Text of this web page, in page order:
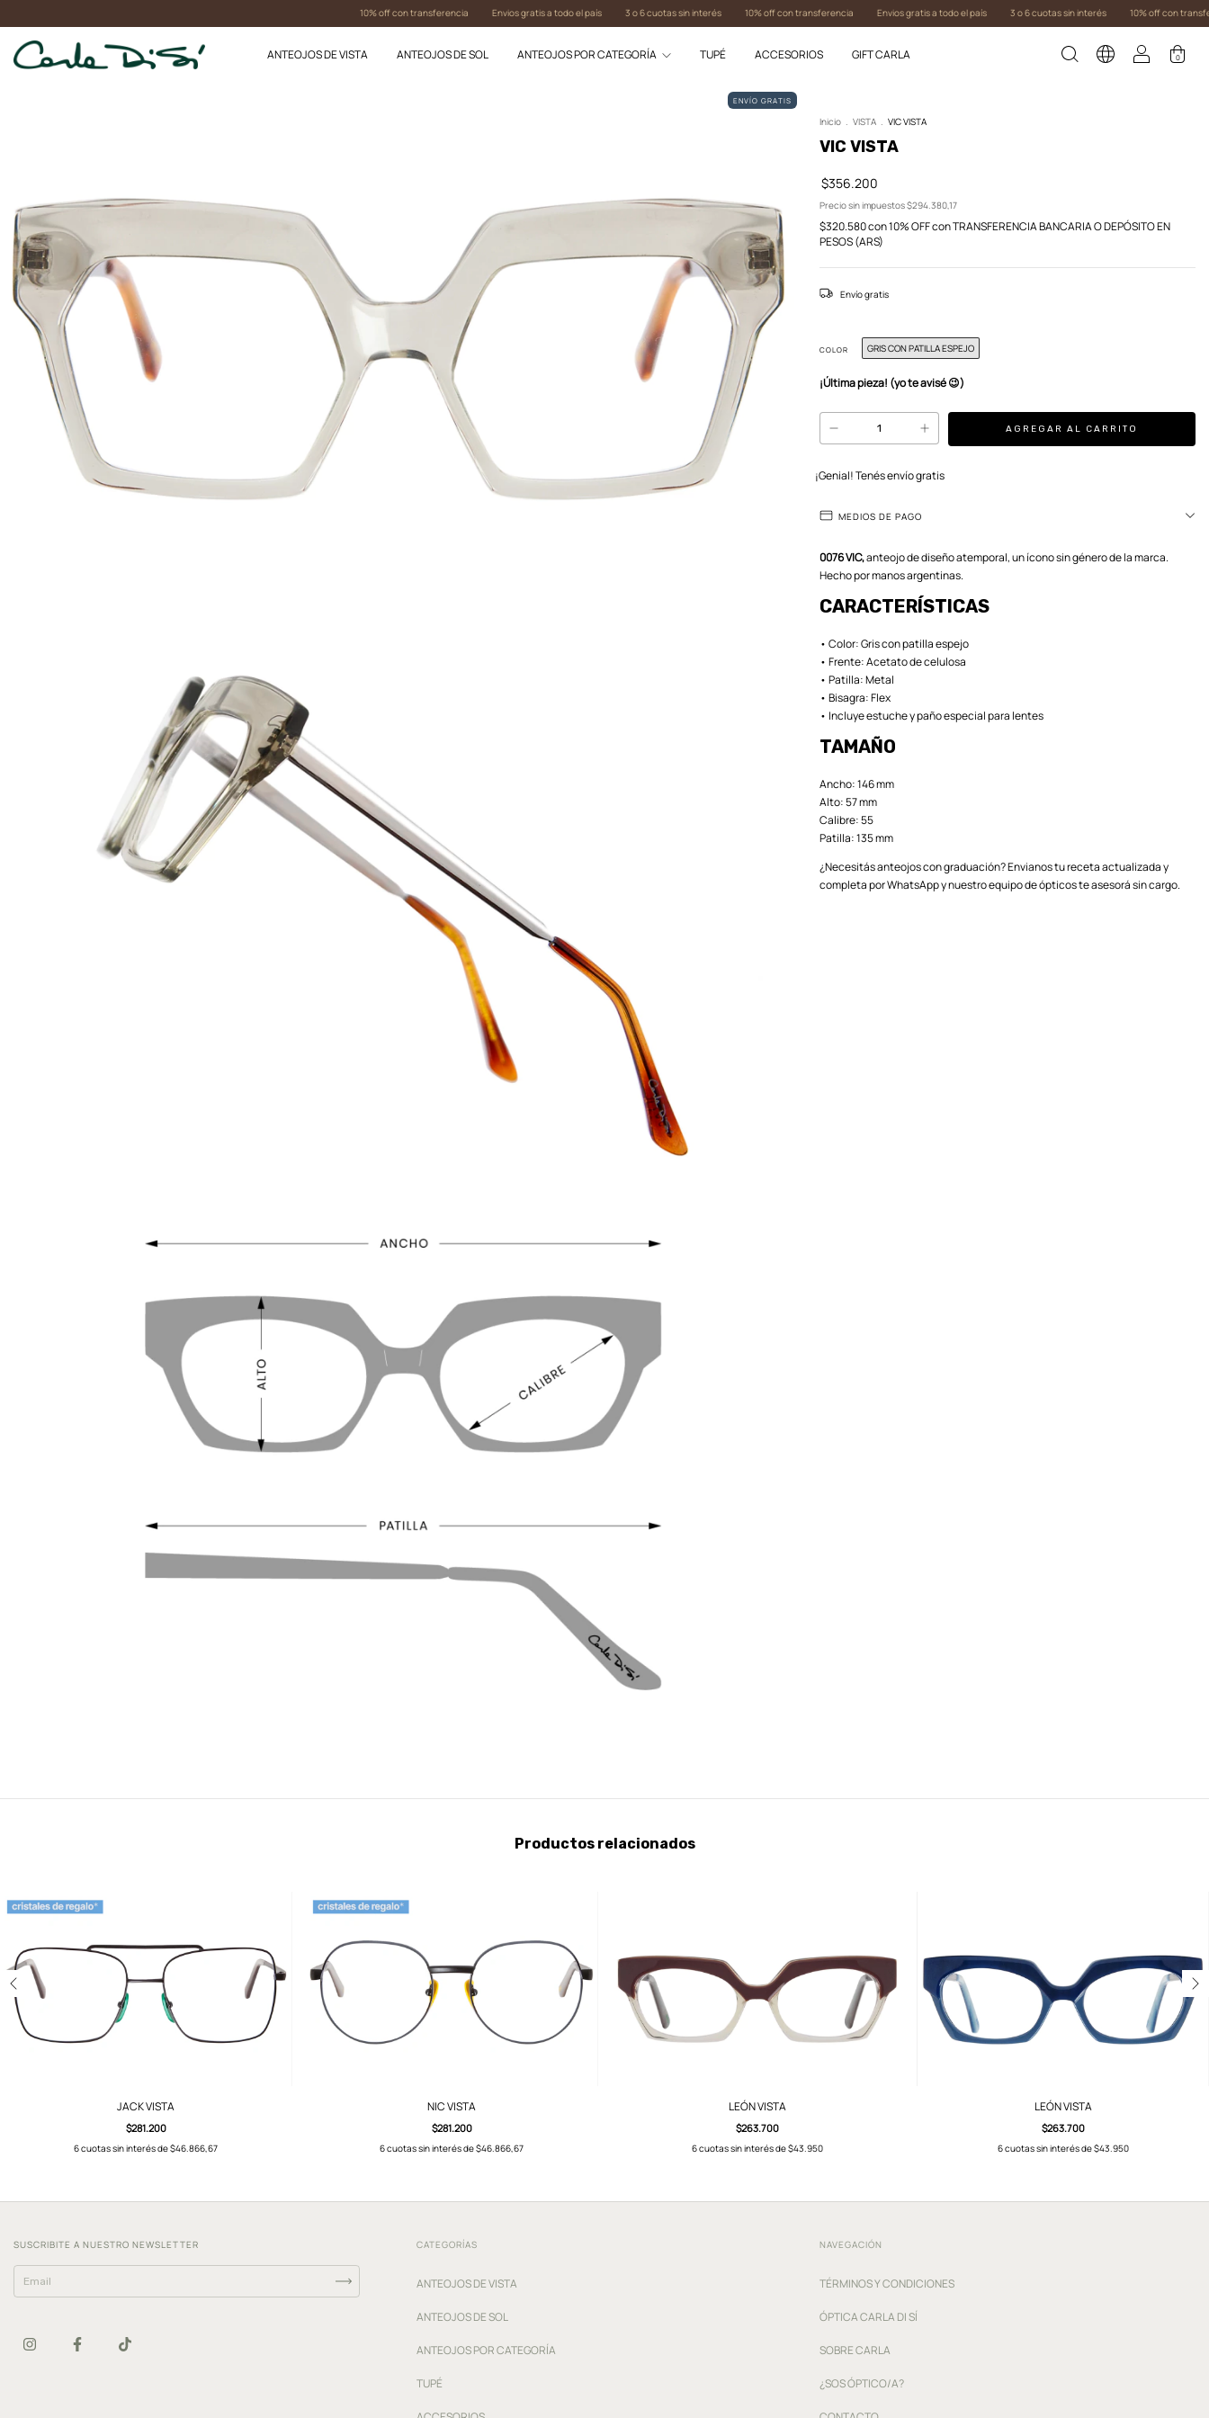
10% off con transferencia Envios gratis a todo el país 3 o 6 cuotas sin interés 10% off con transferencia Envios gratis a todo el país 3 o 6 cuotas sin interés 10% off con transferencia
ANTEOJOS DE VISTA ANTEOJOS DE SOL ANTEOJOS POR CATEGORÍA TUPÉ ACCESORIOS GIFT CARLA 0
ENVÍO GRATIS
Inicio . VISTA . VIC VISTA
VIC VISTA
$356.200
Precio sin impuestos$294.380,17
$320.580con10% OFF con TRANSFERENCIA BANCARIA O DEPÓSITO EN
PESOS (ARS)
Envío gratis
COLOR GRIS CON PATILLA ESPEJO
¡Última pieza! (yo te avisé 😉)
¡Genial! Tenés envío gratis
MEDIOS DE PAGO
0076 VIC,anteojo de diseño atemporal, un ícono sin género de la marca.
Hecho por manos argentinas.
CARACTERÍSTICAS
• Color: Gris con patilla espejo
• Frente: Acetato de celulosa
• Patilla: Metal
• Bisagra: Flex
• Incluye estuche y paño especial para lentes
TAMAÑO
Ancho: 146 mm
Alto: 57 mm
Calibre: 55
Patilla: 135 mm
¿Necesitás anteojos con graduación? Envianos tu receta actualizada y
completa por WhatsApp y nuestro equipo de ópticos te asesorá sin cargo.
Productos relacionados
JACK VISTA
$281.200
6cuotas sin interés de$46.866,67
NIC VISTA
$281.200
6cuotas sin interés de$46.866,67
LEÓN VISTA
$263.700
6cuotas sin interés de$43.950
LEÓN VISTA
$263.700
6cuotas sin interés de$43.950
SUSCRIBITE A NUESTRO NEWSLETTER CATEGORÍAS
ANTEOJOS DE VISTA
ANTEOJOS DE SOL
ANTEOJOS POR CATEGORÍA
TUPÉ
NAVEGACIÓN
TÉRMINOS Y CONDICIONES
ÓPTICA CARLA DI SÍ
SOBRE CARLA
¿SOS ÓPTICO/A?